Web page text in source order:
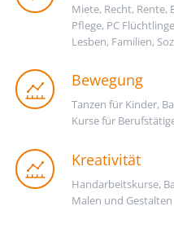
Miete, Recht, Rente,
Pflege, PC
Lesben, Familien,
Bewegung
Tanzen für Kinder,
Kurse für
Kreativität
Handarbeitskurse,
Malen und Gestalten